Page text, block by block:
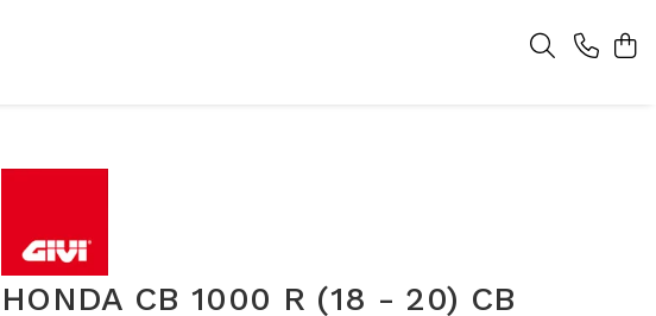
HONDA CB 1000 R (18 - 20) CB